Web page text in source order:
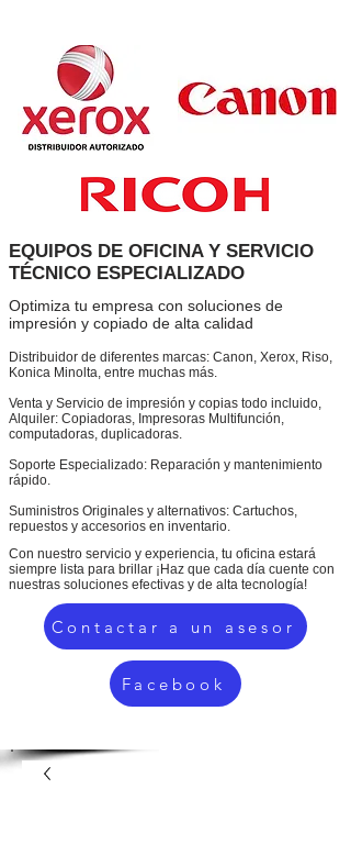
EQUIPOS DE OFICINA Y SERVICIO
TÉCNICO ESPECIALIZADO
Optimiza tu empresa con soluciones de
impresión y copiado de alta calidad
Distribuidor de diferentes marcas: Canon, Xerox, Riso,
Konica Minolta, entre muchas más.
Venta y Servicio de impresión y copias todo incluido,
Alquiler: Copiadoras, Impresoras Multifunción,
computadoras, duplicadoras.
Soporte Especializado: Reparación y mantenimiento
rápido.
Suministros Originales y alternativos: Cartuchos,
repuestos y accesorios en inventario.
Con nuestro servicio y experiencia, tu oficina estará
siempre lista para brillar ¡Haz que cada día cuente con
nuestras soluciones efectivas y de alta tecnología!
Contactar a un asesor
Facebook